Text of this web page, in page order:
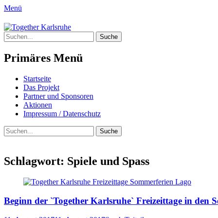
Menü
Together Karlsruhe
Integration von jungen Menschen mit
Suche
nach:
Primäres Menü
Springe
zum
Inhalt
Startseite
Das Projekt
Partner und Sponsoren
Aktionen
Impressum / Datenschutz
Suchen
Suche
nach:
Schlagwort: Spiele und Spass
Beginn der `Together Karlsruhe` Freizeittage in den